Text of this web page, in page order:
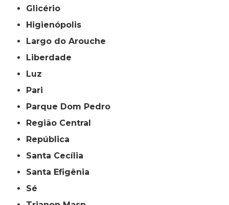
Glicério
Higienópolis
Largo do Arouche
Liberdade
Luz
Pari
Parque Dom Pedro
Região Central
República
Santa Cecília
Santa Efigênia
Sé